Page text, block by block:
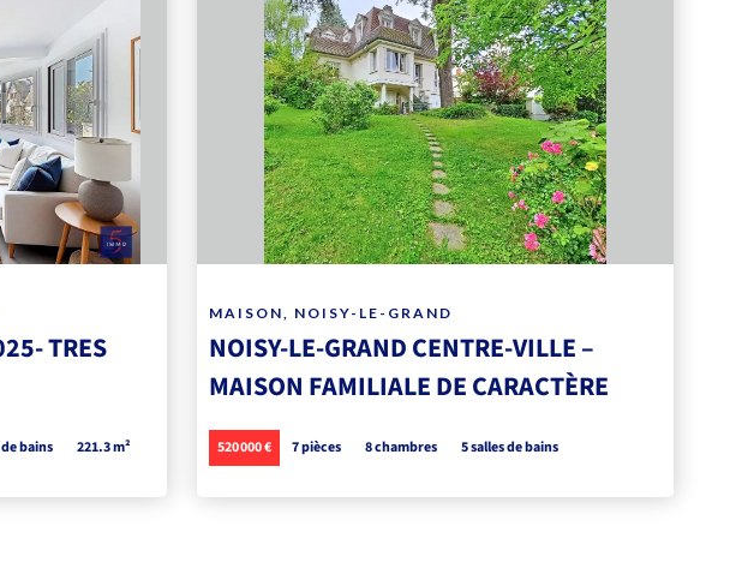
TRES
bains 221.3 m²
MAISON, NOISY-LE-GRAND
NOISY-LE-GRAND CENTRE-VILLE –
MAISON FAMILIALE DE CARACTÈRE
520 000 € 7 pièces 8 chambres 5 salles de bains